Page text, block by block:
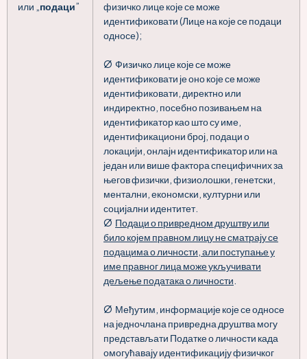
или „ подаци”
физичко лице које се може
идентификовати (Лице на које се подаци
односе);
Ø Физичко лице које се може
идентификовати је оно које се може
идентификовати, директно или
индиректно, посебно позивањем на
идентификатор као што су име,
идентификациони број, подаци о
локацији, онлајн идентификатор или на
један или више фактора специфичних за
његов физички, физиолошки, генетски,
ментални, економски, културни или
социјални идентитет.
Ø Подаци о привредном друштву или
било којем правном лицу не сматрају се
подацима о личности, али поступање у
име правног лица може укључивати
дељење података о личности
Ø Међутим, информације које се односе
на једночлана привредна друштва могу
представљати Податке о личности када
омогућавају идентификацију физичког